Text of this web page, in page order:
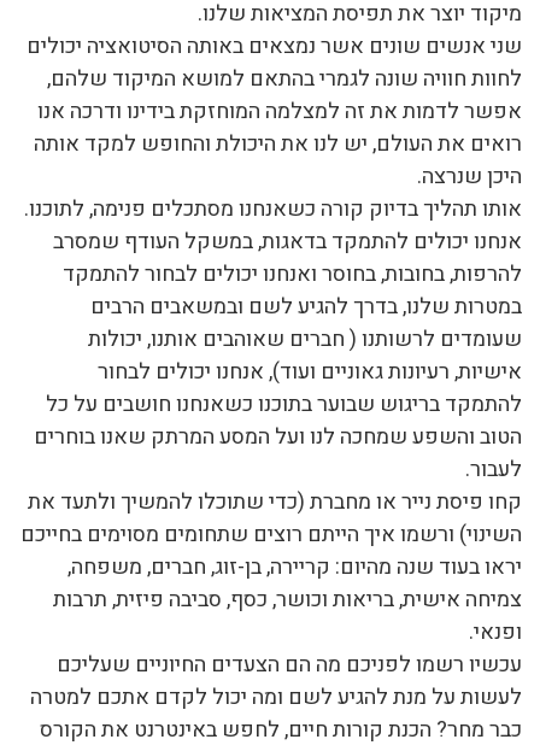
מיקוד יוצר את תפיסת המציאות שלנו.
שני אנשים שונים אשר נמצאים באותה הסיטואציה יכולים
לחוות חוויה שונה לגמרי בהתאם למושא המיקוד שלהם,
אפשר לדמות את זה למצלמה המוחזקת בידינו ודרכה אנו
רואים את העולם, יש לנו את היכולת והחופש למקד אותה
היכן שנרצה.
אותו תהליך בדיוק קורה כשאנחנו מסתכלים פנימה, לתוכנו.
אנחנו יכולים להתמקד בדאגות, במשקל העודף שמסרב
להרפות, בחובות, בחוסר ואנחנו יכולים לבחור להתמקד
במטרות שלנו, בדרך להגיע לשם ובמשאבים הרבים
שעומדים לרשותנו ( חברים שאוהבים אותנו, יכולות
אישיות, רעיונות גאוניים ועוד), אנחנו יכולים לבחור
להתמקד בריגוש שבוער בתוכנו כשאנחנו חושבים על כל
הטוב והשפע שמחכה לנו ועל המסע המרתק שאנו בוחרים
לעבור.
קחו פיסת נייר או מחברת (כדי שתוכלו להמשיך ולתעד את
השינוי) ורשמו איך הייתם רוצים שתחומים מסוימים בחייכם
יראו בעוד שנה מהיום: קריירה, בן-זוג, חברים, משפחה,
צמיחה אישית, בריאות וכושר, כסף, סביבה פיזית, תרבות
ופנאי.
עכשיו רשמו לפניכם מה הם הצעדים החיוניים שעליכם
לעשות על מנת להגיע לשם ומה יכול לקדם אתכם למטרה
כבר מחר? הכנת קורות חיים, לחפש באינטרנט את הקורס